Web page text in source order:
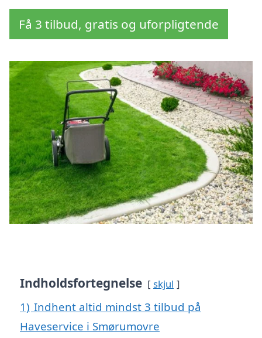
Få 3 tilbud, gratis og uforpligtende
Indholdsfortegnelse skjul
1) Indhent altid mindst 3 tilbud på
Haveservice i Smørumovre